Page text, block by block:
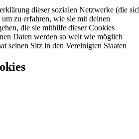
dieser sozialen Netzwerke (die
zu erfahren, wie sie mit deinen
die sie mithilfe dieser Cookies
Daten werden so weit wie möglich
seinen Sitz in den Vereinigten Staaten